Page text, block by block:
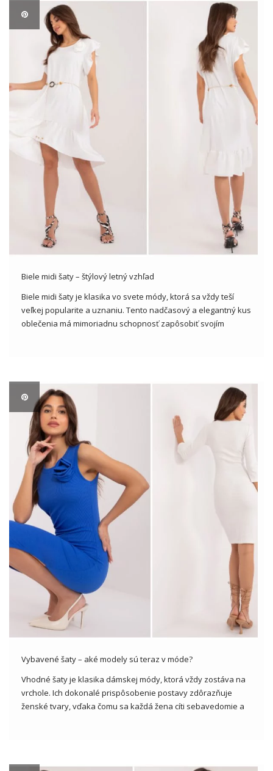
Biele midi šaty – štýlový letný vzhľad
Biele midi šaty je klasika vo svete módy, ktorá sa vždy teší
veľkej popularite a uznaniu. Tento nadčasový a elegantný kus
oblečenia má mimoriadnu schopnosť zapôsobiť svojím
Vybavené šaty – aké modely sú teraz v móde?
Vhodné šaty je klasika dámskej módy, ktorá vždy zostáva na
vrchole. Ich dokonalé prispôsobenie postavy zdôrazňuje
ženské tvary, vďaka čomu sa každá žena cíti sebavedomie a